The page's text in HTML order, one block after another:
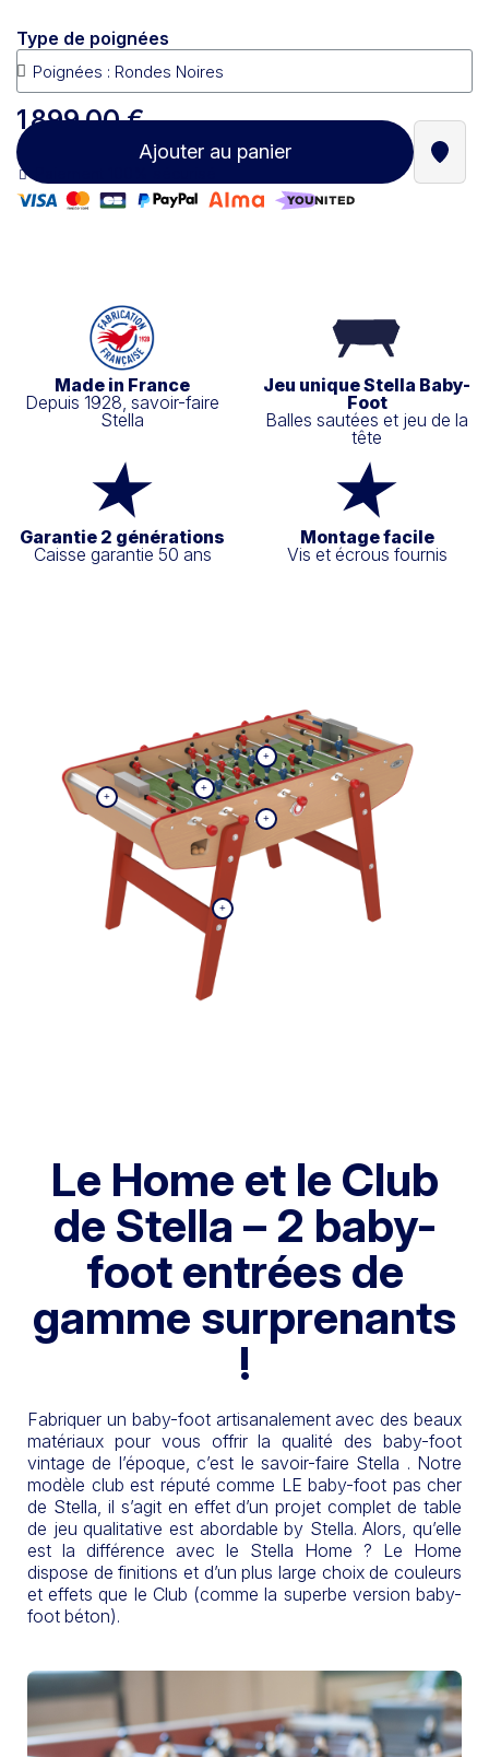
Type de poignées
1 899,00 €
Ajouter au panier
Made in France
Depuis 1928, savoir-faire
Stella
Jeu unique Stella Baby-
Foot
Balles sautées et jeu de la
tête
Garantie 2 générations
Caisse garantie 50 ans
Montage facile
Vis et écrous fournis
Le Home et le Club
de Stella – 2 baby-
foot entrées de
gamme surprenants
!
Fabriquer un baby-foot artisanalement avec des beaux
matériaux pour vous offrir la qualité des baby-foot
vintage de l’époque, c’est le savoir-faire Stella . Notre
modèle club est réputé comme LE baby-foot pas cher
de Stella, il s’agit en effet d’un projet complet de table
de jeu qualitative est abordable by Stella. Alors, qu’elle
est la différence avec le Stella Home ? Le Home
dispose de finitions et d’un plus large choix de couleurs
et effets que le Club (comme la superbe version baby-
foot béton).